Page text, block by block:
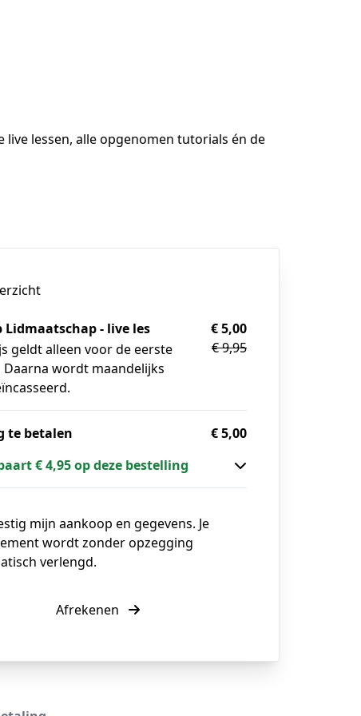
lessen, alle opgenomen tutorials én de
Lidmaatschap - live les
geldt alleen voor de eerste
Daarna wordt maandelijks
€ 5,00
€ 9,95
te betalen
€ 5,00
€ 4,95 op deze bestelling
mijn aankoop en gegevens. Je
wordt zonder opzegging
verlengd.
Afrekenen